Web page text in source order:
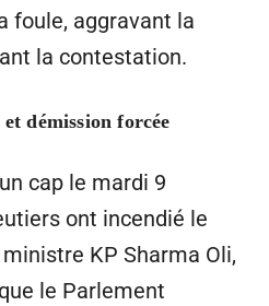
foule, aggravant la
la contestation.
démission forcée
cap le mardi 9
ont incendié le
KP Sharma Oli,
le Parlement